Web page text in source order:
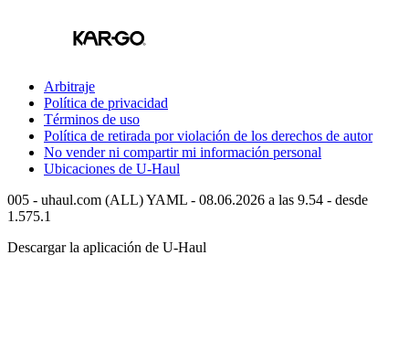
Arbitraje
Política de privacidad
Términos de uso
Política de retirada por violación de los derechos de autor
No vender ni compartir mi información personal
Ubicaciones de U-Haul
005 - uhaul.com (ALL) YAML - 08.06.2026 a las 9.54 - desde
1.575.1
Descargar la aplicación de U-Haul